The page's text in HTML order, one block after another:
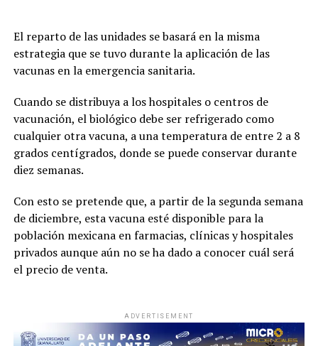
El reparto de las unidades se basará en la misma
estrategia que se tuvo durante la aplicación de las
vacunas en la emergencia sanitaria.
Cuando se distribuya a los hospitales o centros de
vacunación, el biológico debe ser refrigerado como
cualquier otra vacuna, a una temperatura de entre 2 a 8
grados centígrados, donde se puede conservar durante
diez semanas.
Con esto se pretende que, a partir de la segunda semana
de diciembre, esta vacuna esté disponible para la
población mexicana en farmacias, clínicas y hospitales
privados aunque aún no se ha dado a conocer cuál será
el precio de venta.
ADVERTISEMENT